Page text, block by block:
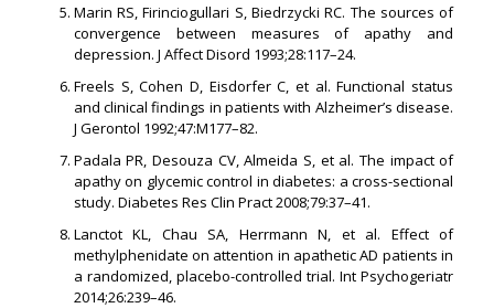
Marin RS, Firinciogullari S, Biedrzycki RC. The sources of
convergence between measures of apathy and
depression. J Affect Disord 1993;28:117–24.
Freels S, Cohen D, Eisdorfer C, et al. Functional status
and clinical findings in patients with Alzheimer’s disease.
J Gerontol 1992;47:M177–82.
Padala PR, Desouza CV, Almeida S, et al. The impact of
apathy on glycemic control in diabetes: a cross-sectional
study. Diabetes Res Clin Pract 2008;79:37–41.
Lanctot KL, Chau SA, Herrmann N, et al. Effect of
methylphenidate on attention in apathetic AD patients in
a randomized, placebo-controlled trial. Int Psychogeriatr
2014;26:239–46.